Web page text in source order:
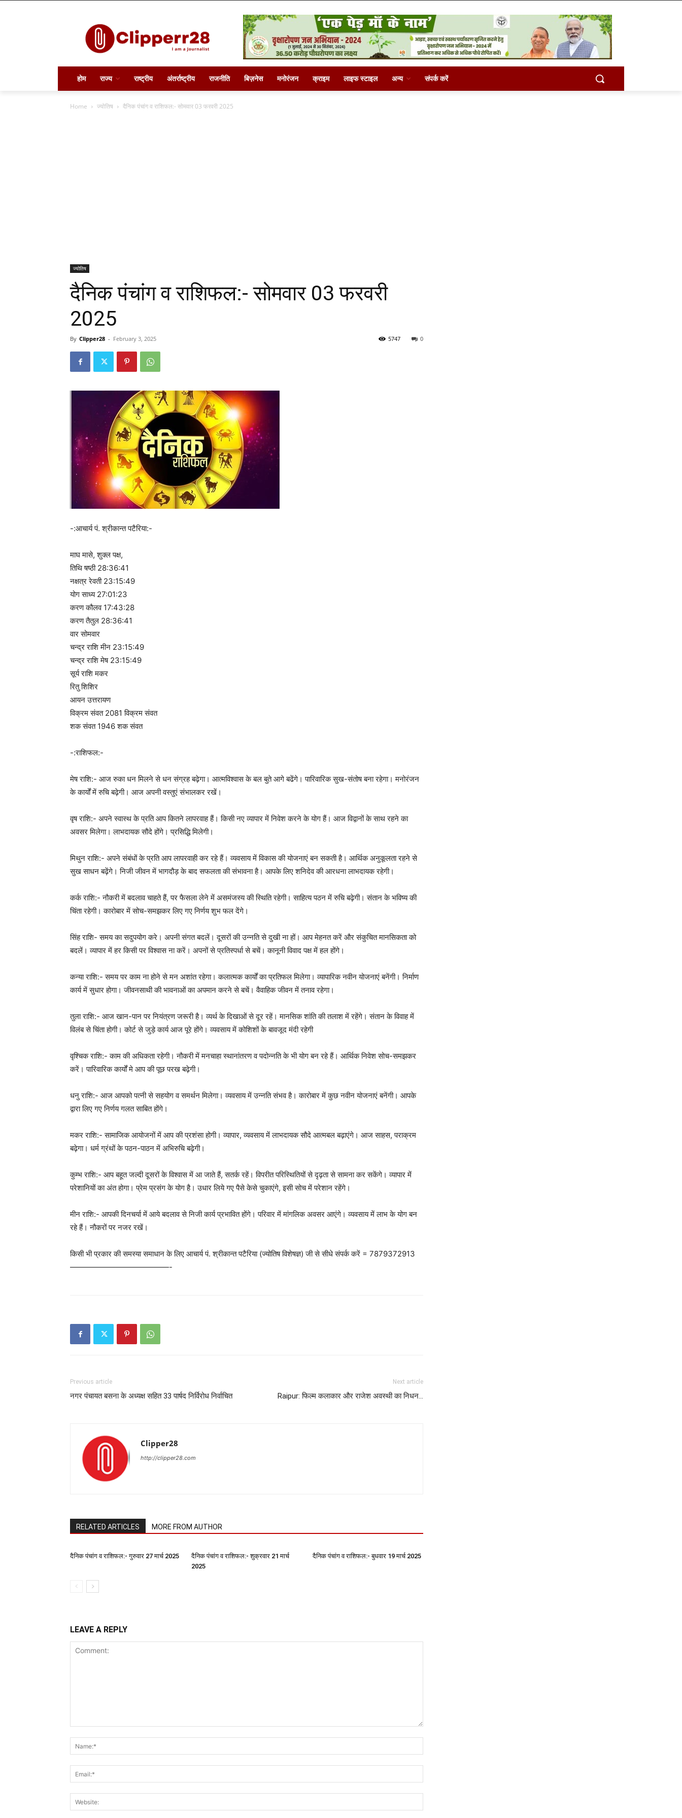
होम राज्य राष्ट्रीय अंतर्राष्ट्रीय राजनीति बिज़नेस मनोरंजन क्राइम लाइफ स्टाइल अन्य संपर्क करें
Home ज्योतिष दैनिक पंचांग व राशिफल:- सोमवार 03 फरवरी 2025
ज्योतिष
दैनिक पंचांग व राशिफल:- सोमवार 03 फरवरी
2025
By Clipper28 - February 3, 2025 0
5747
-:आचार्य पं. श्रीकान्त पटैरिया:-
माघ मासे, शुक्ल पक्ष,
तिथि षष्ठी 28:36:41
नक्षत्र रेवती 23:15:49
योग साध्य 27:01:23
करण कौलव 17:43:28
करण तैतुल 28:36:41
वार सोमवार
चन्द्र राशि मीन 23:15:49
चन्द्र राशि मेष 23:15:49
सूर्य राशि मकर
रितु शिशिर
आयन उत्तरायण
विक्रम संवत 2081 विक्रम संवत
शक संवत 1946 शक संवत
-:राशिफल:-
मेष राशि:- आज रुका धन मिलने से धन संग्रह बढ़ेगा। आत्मविश्वास के बल बुते आगे बढेंगे। पारिवारिक सुख-संतोष बना रहेगा। मनोरंजन
के कार्यों में रुचि बढ़ेगी। आज अपनी वस्तुएं संभालकर रखें।
वृष राशि:- अपने स्वास्थ के प्रति आप कितने लापरवाह हैं। किसी नए व्यापार में निवेश करने के योग हैं। आज विद्वानों के साथ रहने का
अवसर मिलेगा। लाभदायक सौदे होंगे। प्रसिद्धि मिलेगी।
मिथुन राशि:- अपने संबंधों के प्रति आप लापरवाही कर रहे हैं। व्यवसाय में विकास की योजनाएं बन सकती है। आर्थिक अनुकूलता रहने से
सुख साधन बढ़ेंगे। निजी जीवन में भागदौड़ के बाद सफलता की संभावना है। आपके लिए शनिदेव की आरधना लाभदायक रहेगी।
कर्क राशि:- नौकरी में बदलाव चाहते हैं, पर फैसला लेने में असमंजस्य की स्थिति रहेगी। साहित्य पठन में रुचि बढ़ेगी। संतान के भविष्य की
चिंता रहेगी। कारोबार में सोच-समझकर लिए गए निर्णय शुभ फल देंगे।
सिंह राशि- समय का सदुपयोग करे। अपनी संगत बदलें। दूसरों की उन्नति से दुखी ना हों। आप मेहनत करें और संकुचित मानसिकता को
बदलें। व्यापार में हर किसी पर विश्वास ना करें। अपनों से प्रतिस्पर्धा से बचें। कानूनी विवाद पक्ष में हल होंगे।
कन्या राशि:- समय पर काम ना होने से मन अशांत रहेगा। कलात्मक कार्यों का प्रतिफल मिलेगा। व्यापारिक नवीन योजनाएं बनेंगी। निर्माण
कार्य में सुधार होगा। जीवनसाथी की भावनाओं का अपमान करने से बचें। वैवाहिक जीवन में तनाव रहेगा।
तुला राशि:- आज खान-पान पर नियंत्रण जरूरी है। व्यर्थ के दिखाओं से दूर रहें। मानसिक शांति की तलाश में रहेंगे। संतान के विवाह में
विलंब से चिंता होगी। कोर्ट से जुड़े कार्य आज पूरे होंगे। व्यवसाय में कोशिशों के बावजूद मंदी रहेगी
वृश्चिक राशि:- काम की अधिकता रहेगी। नौकरी में मनचाहा स्थानांतरण व पदोन्नति के भी योग बन रहे हैं। आर्थिक निवेश सोच-समझकर
करें। पारिवारिक कार्यों मे आप की पूछ परख बढ़ेगी।
धनु राशि:- आज आपको पत्नी से सहयोग व समर्थन मिलेगा। व्यवसाय में उन्नति संभव है। कारोबार में कुछ नवीन योजनाएं बनेंगी। आपके
द्वारा लिए गए निर्णय गलत साबित होंगे।
मकर राशि:- सामाजिक आयोजनों में आप की प्रशंसा होगी। व्यापार, व्यवसाय में लाभदायक सौदे आत्मबल बढ़ाएंगे। आज साहस, पराक्रम
बढ़ेगा। धर्म ग्रंथों के पठन-पाठन में अभिरुचि बढ़ेगी।
कुम्भ राशि:- आप बहूत जल्दी दूसरों के विश्वास में आ जाते हैं, सतर्क रहें। विपरीत परिस्थितियों से दृढ़ता से सामना कर सकेंगे। व्यापार में
परेशानियों का अंत होगा। प्रेम प्रसंग के योग है। उधार लिये गए पैसे केसे चुकाएंगे, इसी सोच में परेशान रहेंगे।
मीन राशि:- आपकी दिनचर्या में आये बदलाव से निजी कार्य प्रभावित होंगे। परिवार में मांगलिक अवसर आएंगे। व्यवसाय में लाभ के योग बन
रहे हैं। नौकरों पर नजर रखें।
किसी भी प्रकार की समस्या समाधान के लिए आचार्य पं. श्रीकान्त पटैरिया (ज्योतिष विशेषज्ञ) जी से सीधे संपर्क करें = 7879372913
—————————————-
Previous article
नगर पंचायत बसना के अध्यक्ष सहित 33 पार्षद निर्विरोध निर्वाचित
Next article
Raipur: फिल्म कलाकार और राजेश अवस्थी का निधन…
Clipper28
http://clipper28.com
RELATED ARTICLES MORE FROM AUTHOR
दैनिक पंचांग व राशिफल:- गुरुवार 27 मार्च 2025
दैनिक पंचांग व राशिफल:- शुक्रवार 21 मार्च
2025
दैनिक पंचांग व राशिफल:- बुधवार 19 मार्च 2025
LEAVE A REPLY